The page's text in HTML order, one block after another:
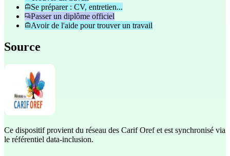
Se préparer : CV, entretien...
Passer un diplôme officiel
Avoir de l'aide pour trouver un travail
Source
Ce dispositif provient du réseau des Carif Oref et est synchronisé via
le référentiel data-inclusion.